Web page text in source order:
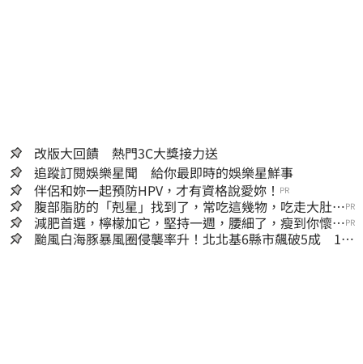
改版大回饋 熱門3C大獎接力送
追蹤訂閱娛樂星聞 給你最即時的娛樂星鮮事
伴侶和妳一起預防HPV，才有資格說愛妳！ PR
腹部脂肪的「剋星」找到了，常吃這幾物，吃走大肚
囊，瘦出小蠻腰
PR
減肥首選，檸檬加它，堅持一週，腰細了，瘦到你懷疑
人生
PR
颱風白海豚暴風圈侵襲率升！北北基6縣市飆破5成 1縣